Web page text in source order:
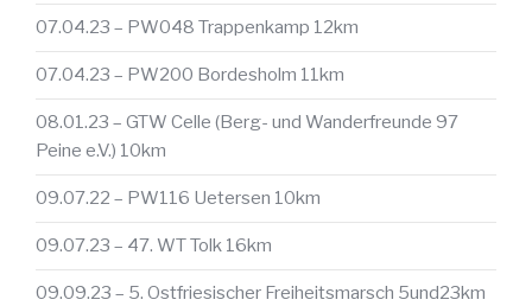
07.04.23 – PW048 Trappenkamp 12km
07.04.23 – PW200 Bordesholm 11km
08.01.23 – GTW Celle (Berg- und Wanderfreunde 97
Peine e.V.) 10km
09.07.22 – PW116 Uetersen 10km
09.07.23 – 47. WT Tolk 16km
09.09.23 – 5. Ostfriesischer Freiheitsmarsch 5und23km